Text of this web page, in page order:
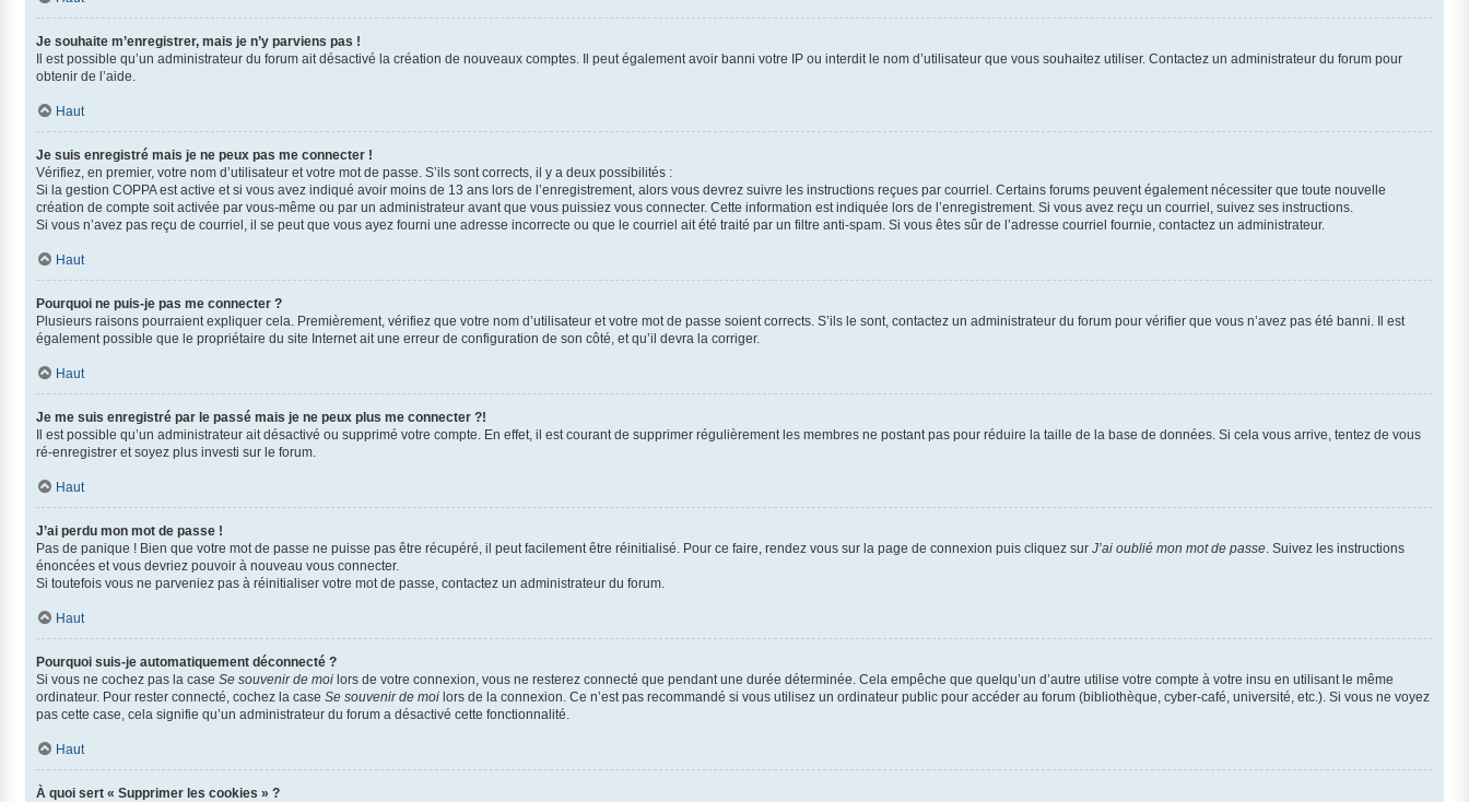
Je souhaite m’enregistrer, mais je n’y parviens pas !
Il est possible qu’un administrateur du forum ait désactivé la création de nouveaux comptes. Il peut également avoir banni votre IP ou interdit le nom d’utilisateur que vous souhaitez utiliser. Contactez un administrateur du forum pour
obtenir de l’aide.
Haut
Je suis enregistré mais je ne peux pas me connecter !
Vérifiez, en premier, votre nom d’utilisateur et votre mot de passe. S’ils sont corrects, il y a deux possibilités :
Si la gestion COPPA est active et si vous avez indiqué avoir moins de 13 ans lors de l’enregistrement, alors vous devrez suivre les instructions reçues par courriel. Certains forums peuvent également nécessiter que toute nouvelle
création de compte soit activée par vous-même ou par un administrateur avant que vous puissiez vous connecter. Cette information est indiquée lors de l’enregistrement. Si vous avez reçu un courriel, suivez ses instructions.
Si vous n’avez pas reçu de courriel, il se peut que vous ayez fourni une adresse incorrecte ou que le courriel ait été traité par un filtre anti-spam. Si vous êtes sûr de l’adresse courriel fournie, contactez un administrateur.
Haut
Pourquoi ne puis-je pas me connecter ?
Plusieurs raisons pourraient expliquer cela. Premièrement, vérifiez que votre nom d’utilisateur et votre mot de passe soient corrects. S’ils le sont, contactez un administrateur du forum pour vérifier que vous n’avez pas été banni. Il est
également possible que le propriétaire du site Internet ait une erreur de configuration de son côté, et qu’il devra la corriger.
Haut
Je me suis enregistré par le passé mais je ne peux plus me connecter ?!
Il est possible qu’un administrateur ait désactivé ou supprimé votre compte. En effet, il est courant de supprimer régulièrement les membres ne postant pas pour réduire la taille de la base de données. Si cela vous arrive, tentez de vous
ré-enregistrer et soyez plus investi sur le forum.
Haut
J’ai perdu mon mot de passe !
Pas de panique ! Bien que votre mot de passe ne puisse pas être récupéré, il peut facilement être réinitialisé. Pour ce faire, rendez vous sur la page de connexion puis cliquez sur J’ai oublié mon mot de passe. Suivez les instructions
énoncées et vous devriez pouvoir à nouveau vous connecter.
Si toutefois vous ne parveniez pas à réinitialiser votre mot de passe, contactez un administrateur du forum.
Haut
Pourquoi suis-je automatiquement déconnecté ?
Si vous ne cochez pas la case Se souvenir de moi lors de votre connexion, vous ne resterez connecté que pendant une durée déterminée. Cela empêche que quelqu’un d’autre utilise votre compte à votre insu en utilisant le même
ordinateur. Pour rester connecté, cochez la case Se souvenir de moi lors de la connexion. Ce n’est pas recommandé si vous utilisez un ordinateur public pour accéder au forum (bibliothèque, cyber-café, université, etc.). Si vous ne voyez
pas cette case, cela signifie qu’un administrateur du forum a désactivé cette fonctionnalité.
Haut
À quoi sert « Supprimer les cookies » ?